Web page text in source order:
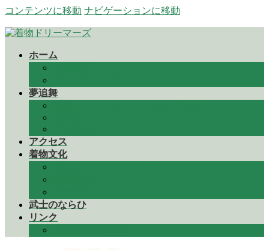
コンテンツに移動 ナビゲーションに移動
ホーム
夢追舞
アクセス
着物文化
武士のならひ
リンク